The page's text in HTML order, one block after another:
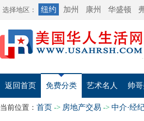
选择地区： 纽约 加州 康州 华盛顿
返回首页 免费分类 艺术名人 帅
当前位置： 首页 -> 房地产交易 -> 中介·经